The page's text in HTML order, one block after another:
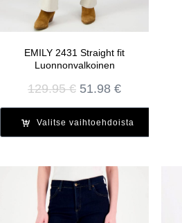
EMILY 2431 Straight fit
Luonnonvalkoinen
129.95€ Alkuperäinen
oli:
51.98€Nykyinen
on:
Valitse vaihtoehdoista